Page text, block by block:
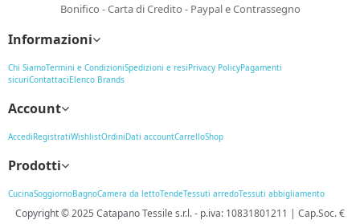
Bonifico - Carta di Credito - Paypal e Contrassegno
Informazioni
Chi SiamoTermini e CondizioniSpedizioni e resiPrivacy PolicyPagamenti
sicuriContattaciElenco Brands
Account
AccediRegistratiWishlistOrdiniDati accountCarrelloShop
Prodotti
CucinaSoggiornoBagnoCamera da lettoTendeTessuti arredoTessuti abbigliamento
Copyright © 2025 Catapano Tessile s.r.l.- p.iva: 10831801211 | Cap.Soc. €